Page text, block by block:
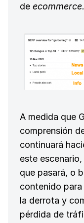
de ecommerce.
A medida que
comprensión
continuará
este
que pasará, o
contenido
la derrota y
pérdida de